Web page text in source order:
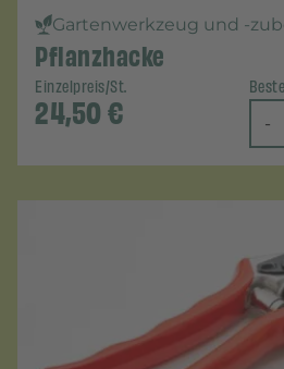
Gartenwerkzeug und -
Pflanzhacke
Einzelpreis/St.
24,50€ -